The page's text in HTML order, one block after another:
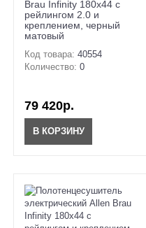
Brau Infinity 180x44 с
рейлингом 2.0 и
креплением, черный
матовый
Код товара: 40554
Количество: 0
79 420р.
В КОРЗИНУ